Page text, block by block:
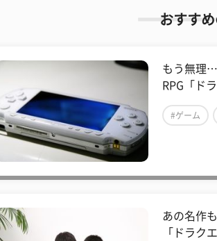
おすす
もう無理
RPG「ド
#ゲーム
あの名作
「ドラク